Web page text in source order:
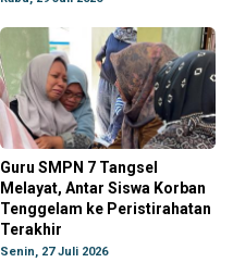
Guru SMPN 7 Tangsel
Melayat, Antar Siswa Korban
Tenggelam ke Peristirahatan
Terakhir
Senin, 27 Juli 2026